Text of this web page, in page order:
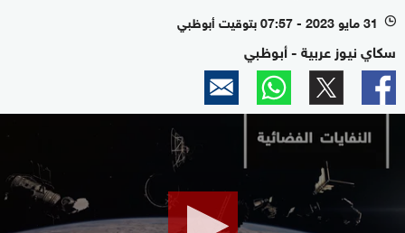
l 31 مايو 2023 - 07:57 بتوقيت أبوظبي
سكاي نيوز عربية - أبوظبي
seconds
seconds